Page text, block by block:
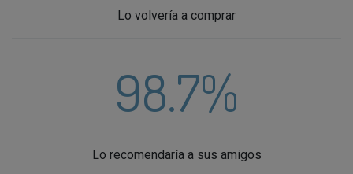
Lo volvería a comprar
98.7%
Lo recomendaría a sus amigos